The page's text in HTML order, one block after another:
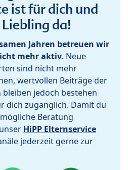
ist für dich und
da!
Jahren betreuen wir
mehr aktiv. Neue
sind nicht mehr
wertvollen Beiträge der
jedoch bestehen
dich zugänglich. Damit du
Beratung
HiPP Elternservice
jederzeit gerne zur